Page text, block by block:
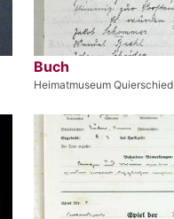
Buch
Heimatmuseum Quierschied